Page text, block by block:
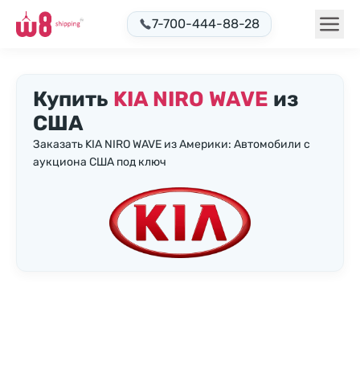
7-700-444-88-28
Купить KIA NIRO WAVE из
США
Заказать KIA NIRO WAVE из Америки: Автомобили с
аукциона США под ключ